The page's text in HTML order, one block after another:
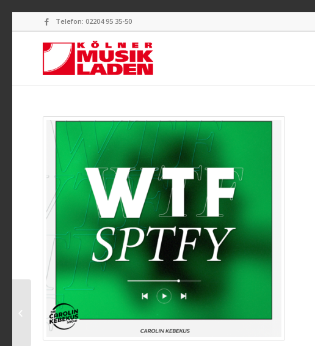
Telefon: 02204 95 35-50
Carolin Kebekus –
Alles gut!